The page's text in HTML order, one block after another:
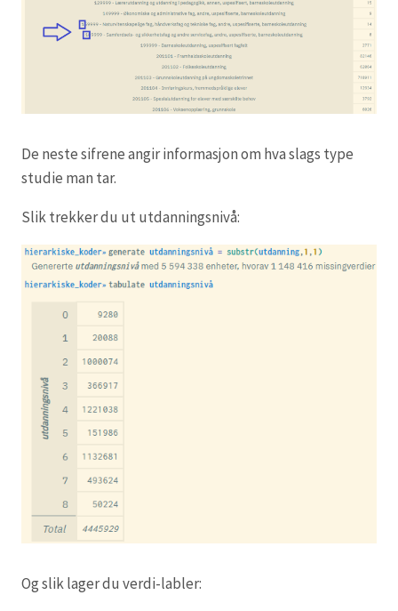
De neste sifrene angir informasjon om hva slags type
studie man tar.
Slik trekker du ut utdanningsnivå:
Og slik lager du verdi-labler: